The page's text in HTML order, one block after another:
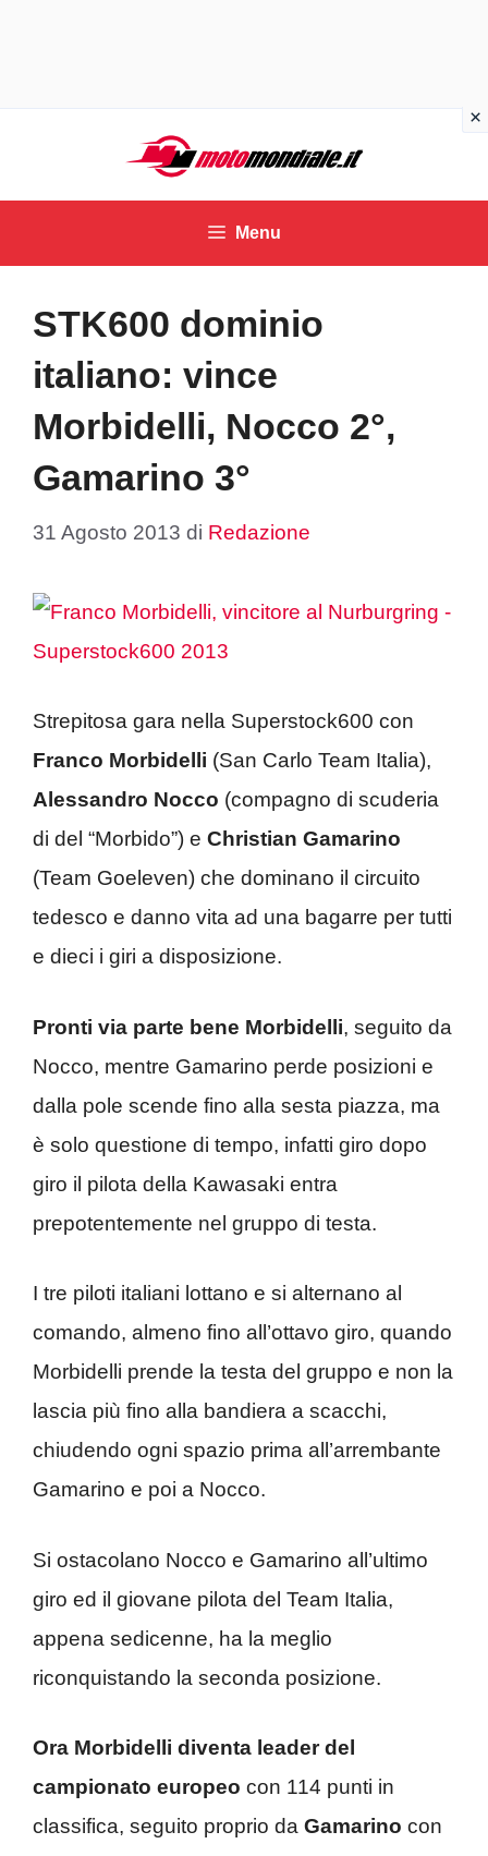
contenuto
Menu
STK600 dominio
italiano: vince
Morbidelli, Nocco 2°,
Gamarino 3°
31 Agosto 2013 di Redazione
Strepitosa gara nella Superstock600 con
Franco Morbidelli (San Carlo Team Italia),
Alessandro Nocco (compagno di scuderia
di del “Morbido”) e Christian Gamarino
(Team Goeleven) che dominano il circuito
tedesco e danno vita ad una bagarre per tutti
e dieci i giri a disposizione.
Pronti via parte bene Morbidelli, seguito da
Nocco, mentre Gamarino perde posizioni e
dalla pole scende fino alla sesta piazza, ma
è solo questione di tempo, infatti giro dopo
giro il pilota della Kawasaki entra
prepotentemente nel gruppo di testa.
I tre piloti italiani lottano e si alternano al
comando, almeno fino all’ottavo giro, quando
Morbidelli prende la testa del gruppo e non la
lascia più fino alla bandiera a scacchi,
chiudendo ogni spazio prima all’arrembante
Gamarino e poi a Nocco.
Si ostacolano Nocco e Gamarino all’ultimo
giro ed il giovane pilota del Team Italia,
appena sedicenne, ha la meglio
riconquistando la seconda posizione.
Ora Morbidelli diventa leader del
campionato europeo con 114 punti in
classifica, seguito proprio da Gamarino con